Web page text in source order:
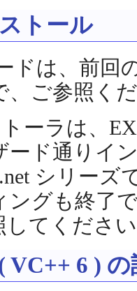
トール
ドは、前回
、ご参照く
ーラは、
ード通りイ
シリー
ングも終了
してくださ
VC++ 6 )